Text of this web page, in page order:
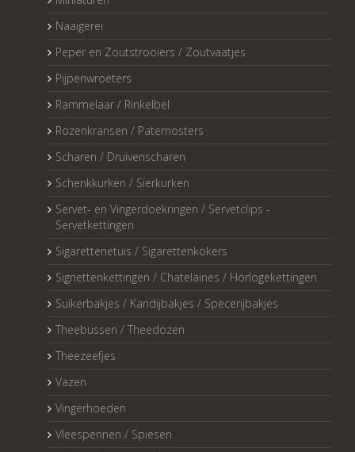
Naaigerei
Peper en Zoutstrooiers / Zoutvaatjes
Pijpenwroeters
Rammelaar / Rinkelbel
Rozenkransen / Paternosters
Scharen / Druivenscharen
Schenkkurken / Sierkurken
Servet- en Vingerdoekringen / Servetclips -
Servetkettingen
Sigarettenetuis / Sigarettenkokers
Signettenkettingen / Chatelaines / Horlogekettingen
Suikerbakjes / Kandijbakjes / Specerijbakjes
Theebussen / Theedozen
Theezeefjes
Vazen
Vingerhoeden
Vleespennen / Spiesen